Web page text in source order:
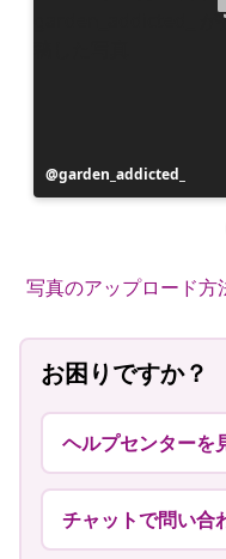
投
稿
garden_addicted_
写真のアップロード方
お困りですか？
ヘルプセンターを
チャットで問い合